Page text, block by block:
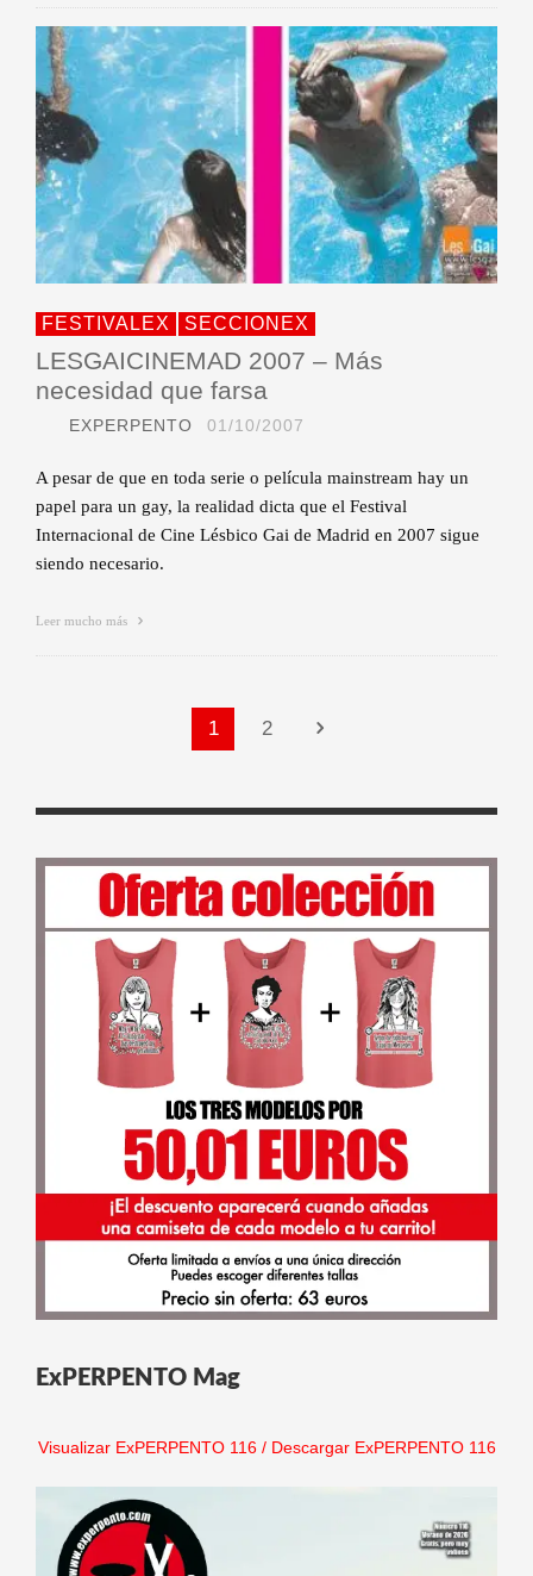
FESTIVALEX SECCIONEX
LESGAICINEMAD 2007 – Más
necesidad que farsa
EXPERPENTO 01/10/2007
A pesar de que en toda serie o película mainstream hay un
papel para un gay, la realidad dicta que el Festival
Internacional de Cine Lésbico Gai de Madrid en 2007 sigue
siendo necesario.
Leer mucho más
1 2
ExPERPENTO Mag
Visualizar ExPERPENTO 116/ Descargar ExPERPENTO 116